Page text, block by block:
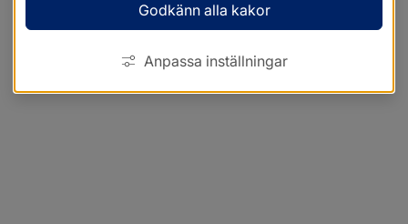
Godkänn alla kakor
Anpassa inställningar